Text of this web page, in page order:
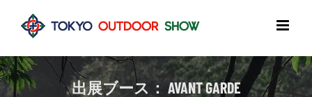
content
出展ブース： AVANT GARDE